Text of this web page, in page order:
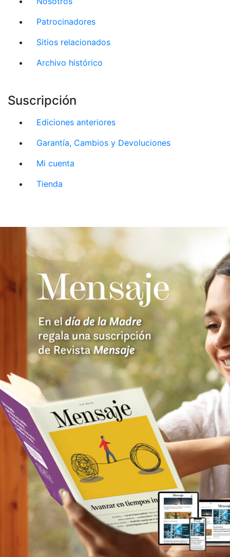
Patrocinadores
Sitios relacionados
Archivo histórico
Suscripción
Ediciones anteriores
Garantía, Cambios y Devoluciones
Mi cuenta
Tienda